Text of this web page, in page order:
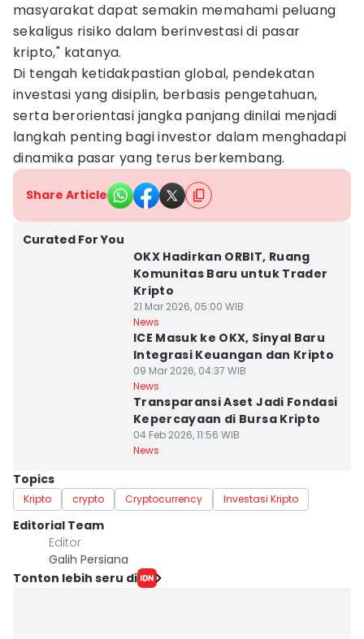
masyarakat dapat semakin memahami peluang
sekaligus risiko dalam berinvestasi di pasar
kripto," katanya.
Di tengah ketidakpastian global, pendekatan
investasi yang disiplin, berbasis pengetahuan,
serta berorientasi jangka panjang dinilai menjadi
langkah penting bagi investor dalam menghadapi
dinamika pasar yang terus berkembang.
Share Article
Curated For You
OKX Hadirkan ORBIT, Ruang
Komunitas Baru untuk Trader
Kripto
21 Mar 2026, 05:00 WIB
News
ICE Masuk ke OKX, Sinyal Baru
Integrasi Keuangan dan Kripto
09 Mar 2026, 04:37 WIB
News
Transparansi Aset Jadi Fondasi
Kepercayaan di Bursa Kripto
04 Feb 2026, 11:56 WIB
News
Topics
Kripto crypto Cryptocurrency Investasi Kripto
Editorial Team
Editor
Galih Persiana
Tonton lebih seru di